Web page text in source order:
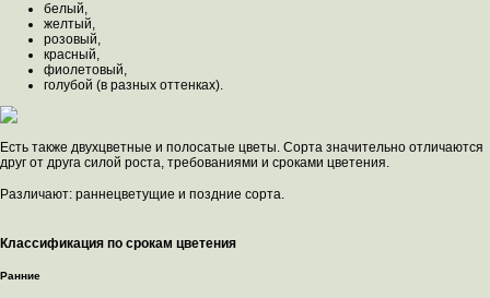
белый,
желтый,
розовый,
красный,
фиолетовый,
голубой (в разных оттенках).
Есть также двухцветные и полосатые цветы. Сорта значительно отличаются
друг от друга силой роста, требованиями и сроками цветения.
Различают: раннецветущие и поздние сорта.
Классификация по срокам цветения
Ранние